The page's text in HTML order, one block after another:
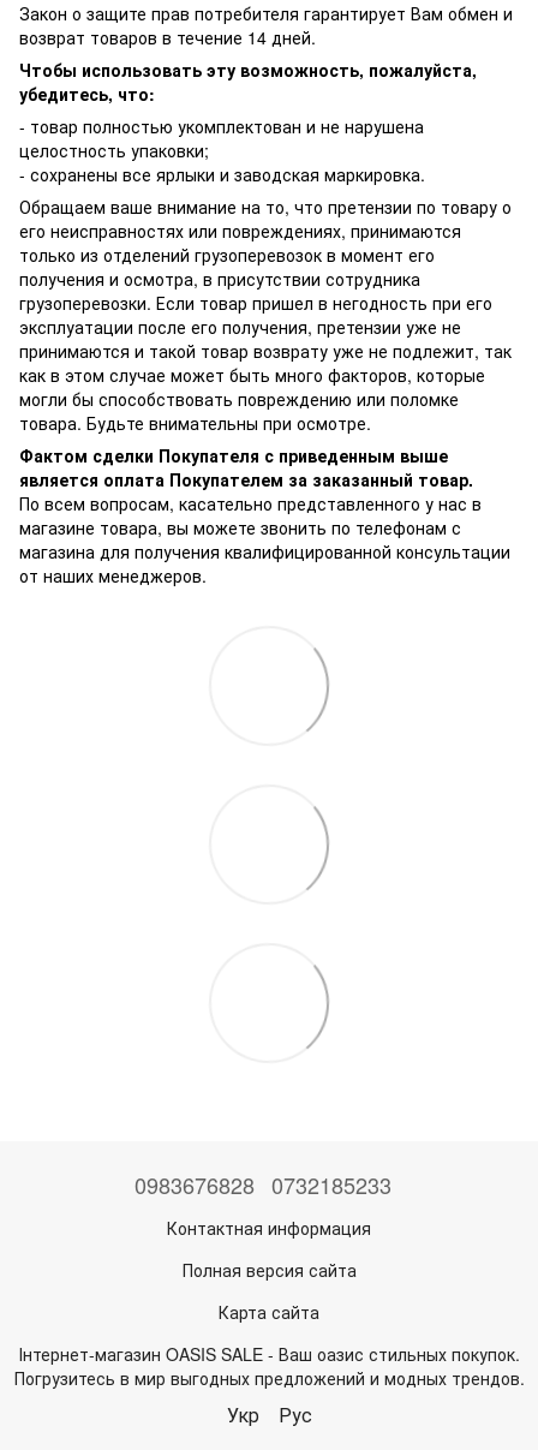
Закон о защите прав потребителя гарантирует Вам обмен и
возврат товаров в течение 14 дней.
Чтобы использовать эту возможность, пожалуйста,
убедитесь, что:
- товар полностью укомплектован и не нарушена
целостность упаковки;
- сохранены все ярлыки и заводская маркировка.
Обращаем ваше внимание на то, что претензии по товару о
его неисправностях или повреждениях, принимаются
только из отделений грузоперевозок в момент его
получения и осмотра, в присутствии сотрудника
грузоперевозки. Если товар пришел в негодность при его
эксплуатации после его получения, претензии уже не
принимаются и такой товар возврату уже не подлежит, так
как в этом случае может быть много факторов, которые
могли бы способствовать повреждению или поломке
товара. Будьте внимательны при осмотре.
Фактом сделки Покупателя с приведенным выше
является оплата Покупателем за заказанный товар.
По всем вопросам, касательно представленного у нас в
магазине товара, вы можете звонить по телефонам с
магазина для получения квалифицированной консультации
от наших менеджеров.
0983676828 0732185233
Контактная информация
Полная версия сайта
Карта сайта
Інтернет-магазин OASIS SALE - Ваш оазис стильных покупок.
Погрузитесь в мир выгодных предложений и модных трендов.
Укр Рус